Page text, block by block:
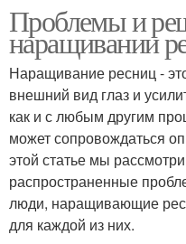
Проблемы и
наращивании
Наращивание ресниц -
внешний вид глаз и
как и с любым другим
может сопровождаться
этой статье мы
распространенные
люди, наращивающие
для каждой из них.